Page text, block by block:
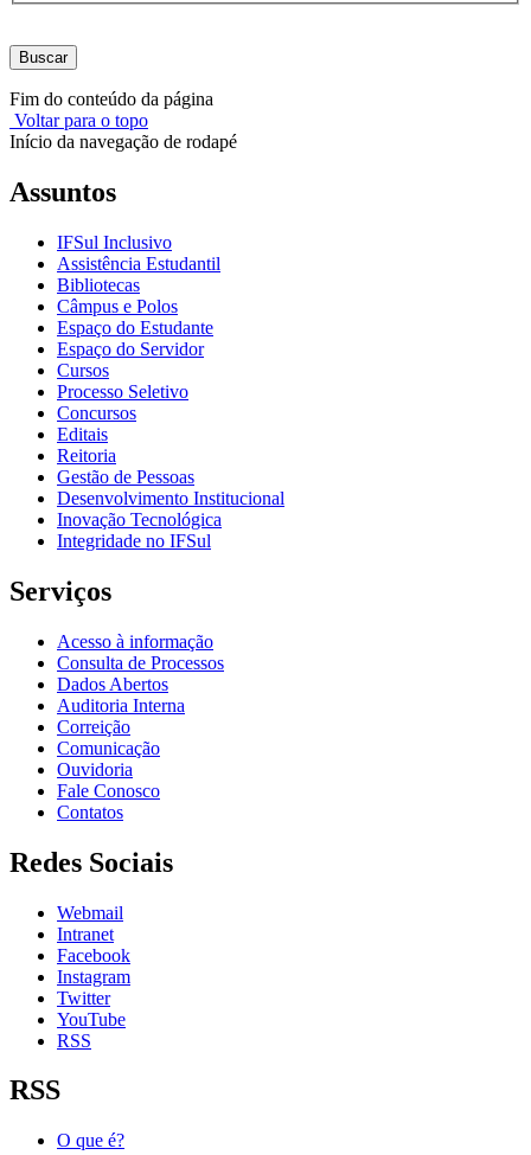
Buscar
Fim do conteúdo da página
Voltar para o topo
Início da navegação de rodapé
Assuntos
IFSul Inclusivo
Assistência Estudantil
Bibliotecas
Câmpus e Polos
Espaço do Estudante
Espaço do Servidor
Cursos
Processo Seletivo
Concursos
Editais
Reitoria
Gestão de Pessoas
Desenvolvimento Institucional
Inovação Tecnológica
Integridade no IFSul
Serviços
Acesso à informação
Consulta de Processos
Dados Abertos
Auditoria Interna
Correição
Comunicação
Ouvidoria
Fale Conosco
Contatos
Redes Sociais
Webmail
Intranet
Facebook
Instagram
Twitter
YouTube
RSS
RSS
O que é?